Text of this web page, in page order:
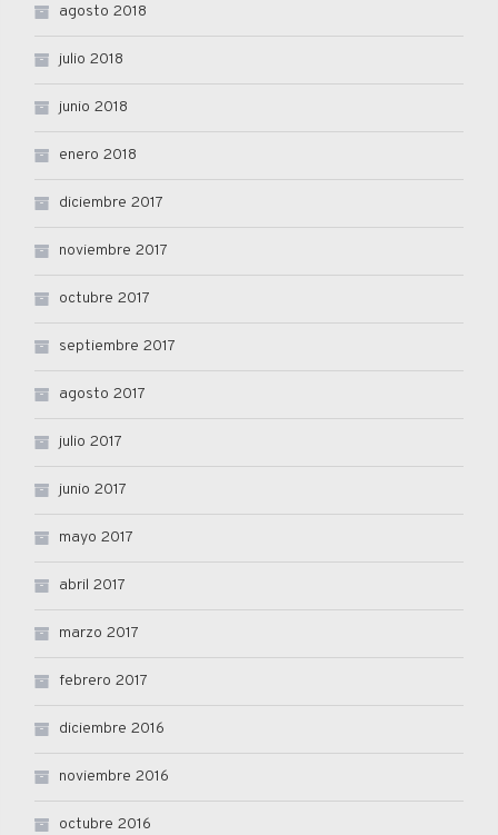
agosto 2018
julio 2018
junio 2018
enero 2018
diciembre 2017
noviembre 2017
octubre 2017
septiembre 2017
agosto 2017
julio 2017
junio 2017
mayo 2017
abril 2017
marzo 2017
febrero 2017
diciembre 2016
noviembre 2016
octubre 2016